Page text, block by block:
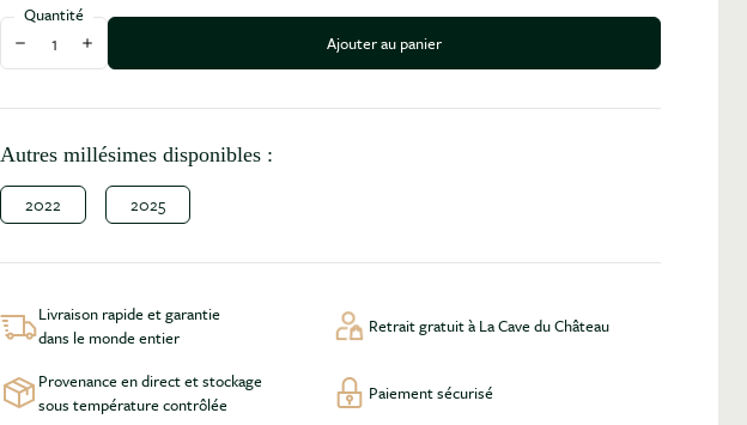
Quantité
Diminuer la quantité
Augmenter la quantité Ajouter au panier
Autres millésimes disponibles :
2022 2025
Livraison rapide et garantie
dans le monde entier
Retrait gratuit à La Cave du Château
Provenance en direct et stockage
sous température contrôlée
Paiement sécurisé